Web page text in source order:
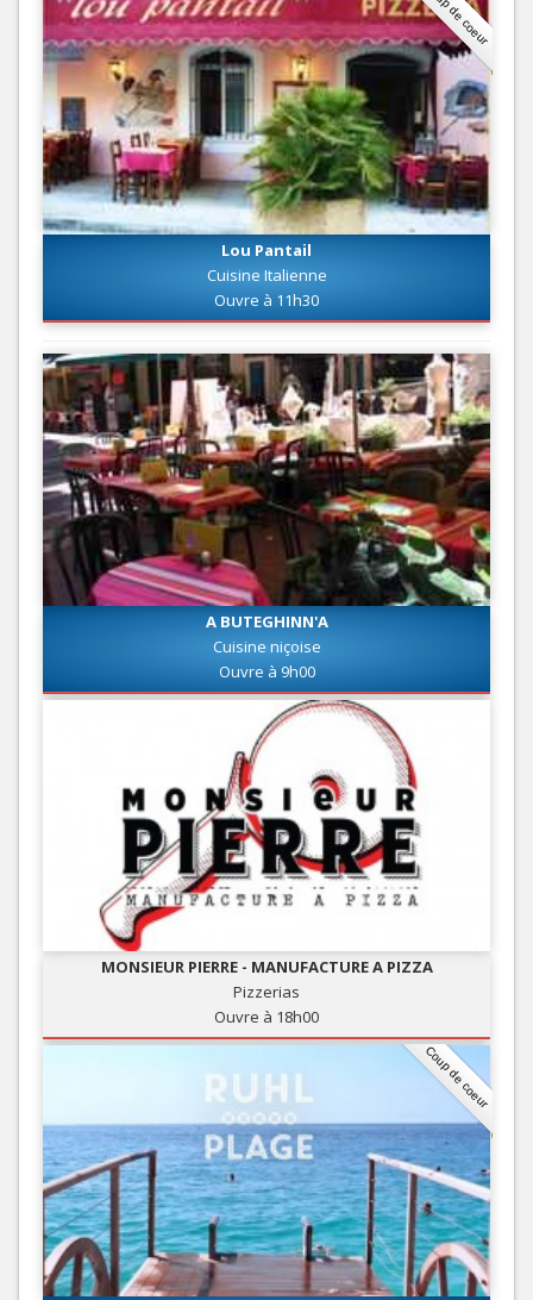
Coup de coeur
Lou Pantail
Cuisine Italienne
Ouvre à 11h30
A BUTEGHINN'A
Cuisine niçoise
Ouvre à 9h00
MONSIEUR PIERRE - MANUFACTURE A PIZZA
Pizzerias
Ouvre à 18h00
Coup de coeur